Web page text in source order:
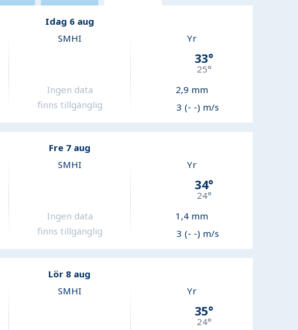
Idag 6 aug
SMHI
Ingen data
finns tillgänglig
Yr
33°
25°
2,9 mm
3 (- -) m/s
Fre 7 aug
SMHI
Ingen data
finns tillgänglig
Yr
34°
24°
1,4 mm
3 (- -) m/s
Lör 8 aug
SMHI Yr
35°
24°